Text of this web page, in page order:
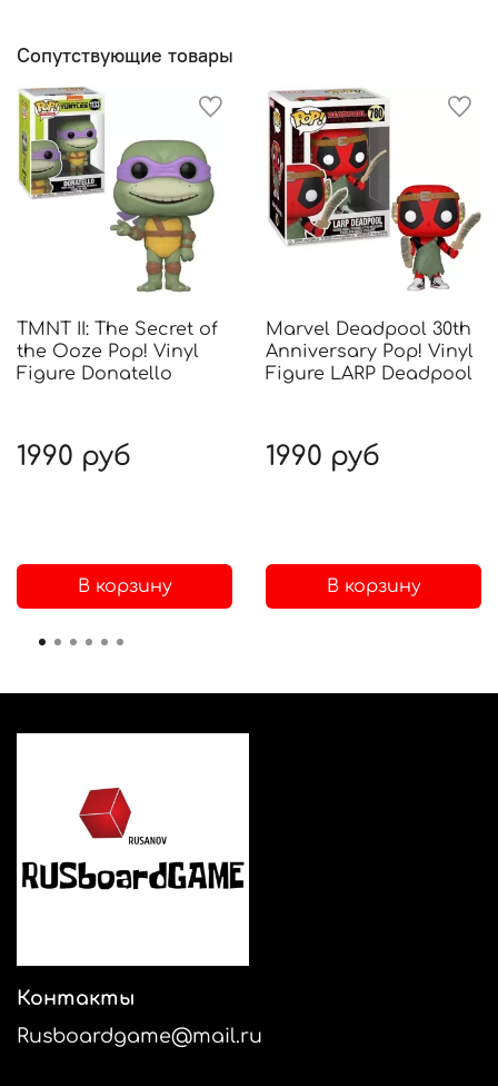
Сопутствующие товары
TMNT II: The Secret of
the Ooze Pop! Vinyl
Figure Donatello
1990 руб
В корзину
Marvel Deadpool 30th
Anniversary Pop! Vinyl
Figure LARP Deadpool
1990 руб
В корзину
Контакты
Rusboardgame@mail.ru